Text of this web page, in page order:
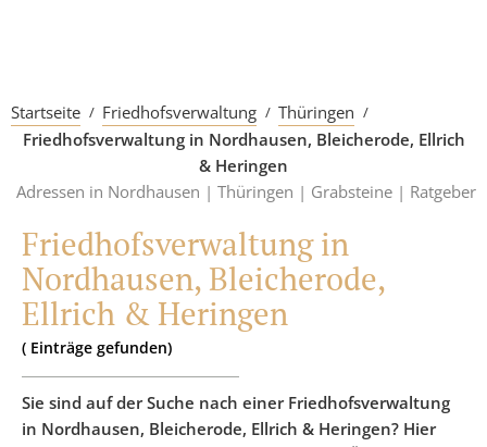
Startseite Friedhofsverwaltung
Thüringen
Friedhofsverwaltung in Nordhausen, Bleicherode, Ellrich
& Heringen
Adressen in Nordhausen | Thüringen | Grabsteine | Ratgeber
Friedhofsverwaltung in
Nordhausen, Bleicherode,
Ellrich & Heringen
( Einträge gefunden)
Sie sind auf der Suche nach einer Friedhofsverwaltung
in Nordhausen, Bleicherode, Ellrich & Heringen? Hier